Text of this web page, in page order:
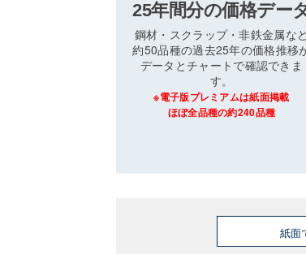
25年間分の価格デー
鋼材・スクラップ・非鉄金属な
約50品種の過去25年の価格推移
データとチャートで確認できま
す。
※電子版プレミアムは紙面掲載
ほぼ全品種の約240品種
紙面